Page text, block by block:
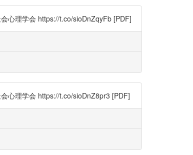
心理学会 https://t.co/sioDnZqyFb [PDF]
心理学会 https://t.co/sioDnZ8pr3 [PDF]